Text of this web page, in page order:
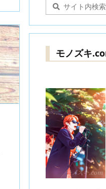
モノズキ